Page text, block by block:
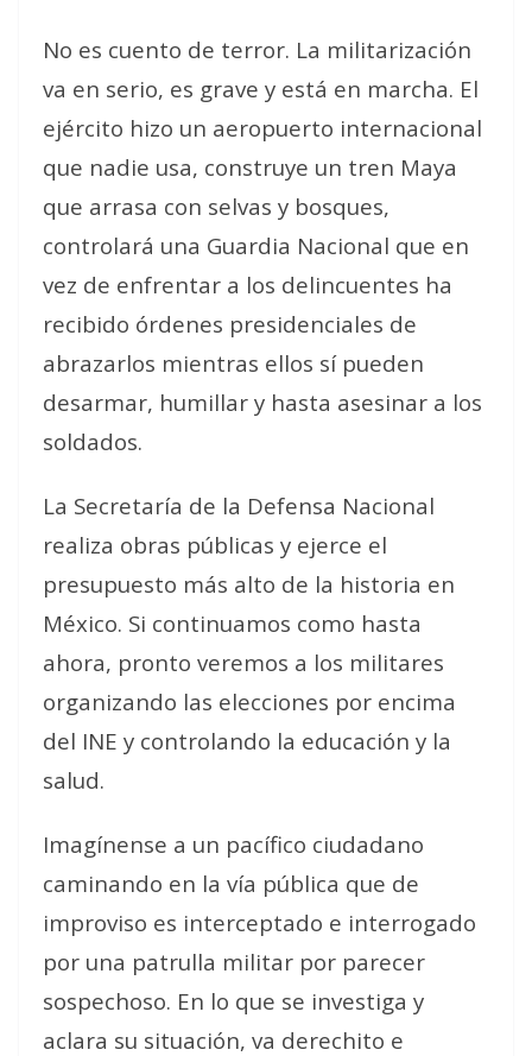
No es cuento de terror. La militarización
va en serio, es grave y está en marcha. El
ejército hizo un aeropuerto internacional
que nadie usa, construye un tren Maya
que arrasa con selvas y bosques,
controlará una Guardia Nacional que en
vez de enfrentar a los delincuentes ha
recibido órdenes presidenciales de
abrazarlos mientras ellos sí pueden
desarmar, humillar y hasta asesinar a los
soldados.
La Secretaría de la Defensa Nacional
realiza obras públicas y ejerce el
presupuesto más alto de la historia en
México. Si continuamos como hasta
ahora, pronto veremos a los militares
organizando las elecciones por encima
del INE y controlando la educación y la
salud.
Imagínense a un pacífico ciudadano
caminando en la vía pública que de
improviso es interceptado e interrogado
por una patrulla militar por parecer
sospechoso. En lo que se investiga y
aclara su situación, va derechito e